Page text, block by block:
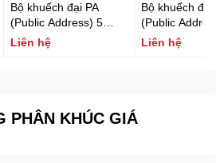
Bộ khuếch đại PA
(Public Address) 5
zone 600W
FONESTAR MAX-
Liên hệ
Bộ khuếch đại
(Public
zone 360W
FONESTAR
Liên hệ
PHÂN KHÚC GIÁ